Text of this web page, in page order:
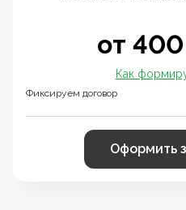
от 400
Фиксируем договор
Как
Оформить